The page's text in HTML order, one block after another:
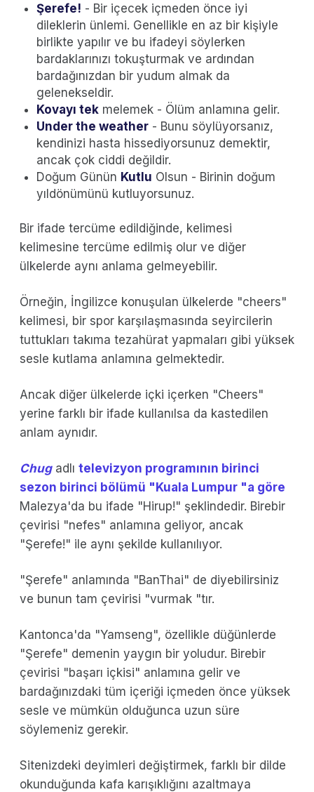
Şerefe! - Bir içecek içmeden önce iyi
dileklerin ünlemi. Genellikle en az bir kişiyle
birlikte yapılır ve bu ifadeyi söylerken
bardaklarınızı tokuşturmak ve ardından
bardağınızdan bir yudum almak da
gelenekseldir.
Kovayı tek melemek - Ölüm anlamına gelir.
Under the weather - Bunu söylüyorsanız,
kendinizi hasta hissediyorsunuz demektir,
ancak çok ciddi değildir.
Doğum Günün Kutlu Olsun - Birinin doğum
yıldönümünü kutluyorsunuz.
Bir ifade tercüme edildiğinde, kelimesi
kelimesine tercüme edilmiş olur ve diğer
ülkelerde aynı anlama gelmeyebilir.
Örneğin, İngilizce konuşulan ülkelerde "cheers"
kelimesi, bir spor karşılaşmasında seyircilerin
tuttukları takıma tezahürat yapmaları gibi yüksek
sesle kutlama anlamına gelmektedir.
Ancak diğer ülkelerde içki içerken "Cheers"
yerine farklı bir ifade kullanılsa da kastedilen
anlam aynıdır.
Chugadlı televizyon programının birinci
sezon birinci bölümü "Kuala Lumpur "a göre
Malezya'da bu ifade "Hirup!" şeklindedir. Birebir
çevirisi "nefes" anlamına geliyor, ancak
"Şerefe!" ile aynı şekilde kullanılıyor.
"Şerefe" anlamında "BanThai" de diyebilirsiniz
ve bunun tam çevirisi "vurmak "tır.
Kantonca'da "Yamseng", özellikle düğünlerde
"Şerefe" demenin yaygın bir yoludur. Birebir
çevirisi "başarı içkisi" anlamına gelir ve
bardağınızdaki tüm içeriği içmeden önce yüksek
sesle ve mümkün olduğunca uzun süre
söylemeniz gerekir.
Sitenizdeki deyimleri değiştirmek, farklı bir dilde
okunduğunda kafa karışıklığını azaltmaya